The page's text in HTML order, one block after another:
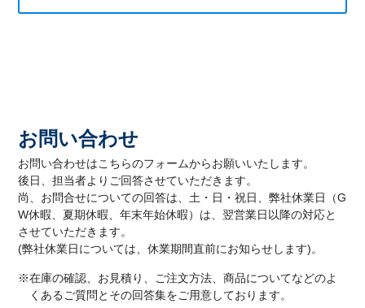
お問い合わせ
お問い合わせはこちらのフォームからお願いいたします。
後日、担当者よりご回答させていただきます。
尚、お問合せについての回答は、土・日・祝日、弊社休業日（G
W休暇、夏期休暇、年末年始休暇）は、翌営業日以降の対応と
させていただきます。
(弊社休業日については、休業期間直前にお知らせします)。
※在庫の確認、お見積り、ご注文方法、商品についてなどのよ
くあるご質問とその回答集をご用意しております。